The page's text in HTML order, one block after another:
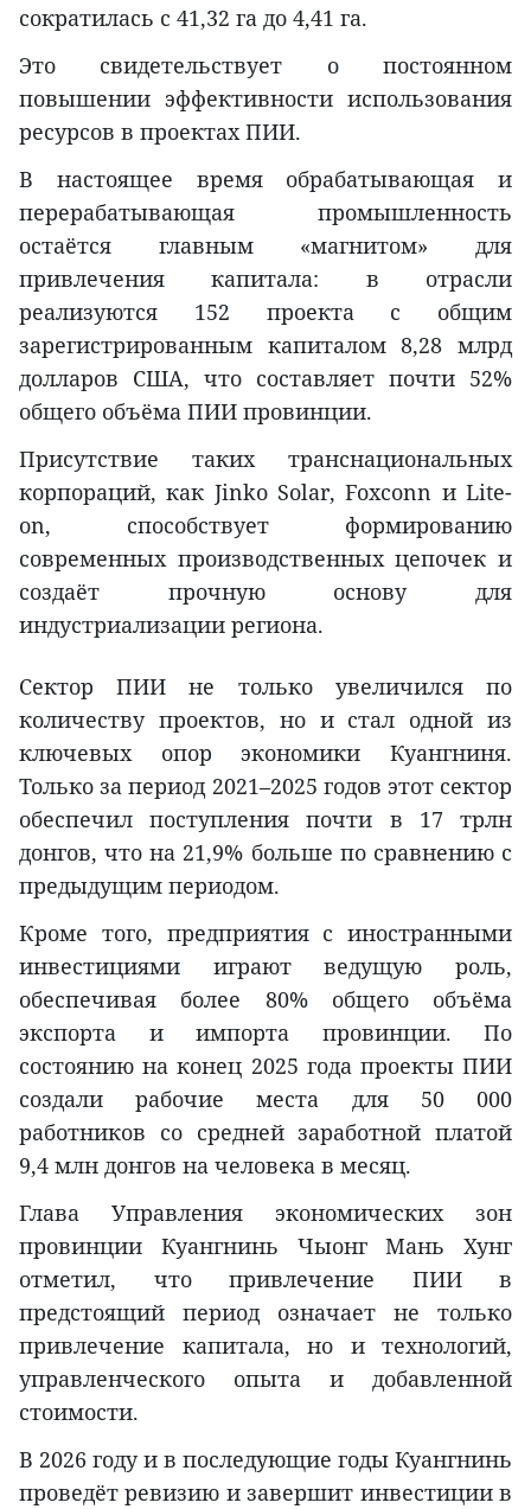
сократилась с 41,32 га до 4,41 га.
Это свидетельствует о постоянном
повышении эффективности использования
ресурсов в проектах ПИИ.
В настоящее время обрабатывающая и
перерабатывающая промышленность
остаётся главным «магнитом» для
привлечения капитала: в отрасли
реализуются 152 проекта с общим
зарегистрированным капиталом 8,28 млрд
долларов США, что составляет почти 52%
общего объёма ПИИ провинции.
Присутствие таких транснациональных
корпораций, как Jinko Solar, Foxconn и Lite-
on, способствует формированию
современных производственных цепочек и
создаёт прочную основу для
индустриализации региона.
Сектор ПИИ не только увеличился по
количеству проектов, но и стал одной из
ключевых опор экономики Куангниня.
Только за период 2021–2025 годов этот сектор
обеспечил поступления почти в 17 трлн
донгов, что на 21,9% больше по сравнению с
предыдущим периодом.
Кроме того, предприятия с иностранными
инвестициями играют ведущую роль,
обеспечивая более 80% общего объёма
экспорта и импорта провинции. По
состоянию на конец 2025 года проекты ПИИ
создали рабочие места для 50 000
работников со средней заработной платой
9,4 млн донгов на человека в месяц.
Глава Управления экономических зон
провинции Куангнинь Чыонг Мань Хунг
отметил, что привлечение ПИИ в
предстоящий период означает не только
привлечение капитала, но и технологий,
управленческого опыта и добавленной
стоимости.
В 2026 году и в последующие годы Куангнинь
проведёт ревизию и завершит инвестиции в